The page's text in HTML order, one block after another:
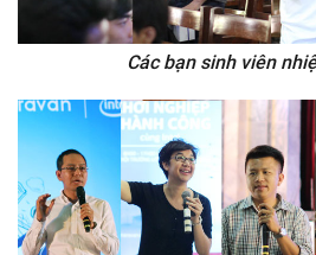
Các bạn sinh viên